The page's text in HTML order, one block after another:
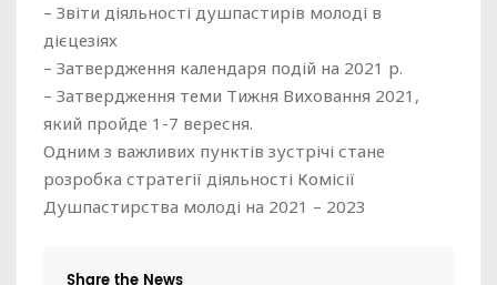
– Звіти діяльності душпастирів молоді в
дієцезіях
– Затвердження календаря подій на 2021 р.
– Затвердження теми Тижня Виховання 2021,
який пройде 1-7 вересня.
Одним з важливих пунктів зустрічі стане
розробка стратегії діяльності Комісії
Душпастирства молоді на 2021 – 2023